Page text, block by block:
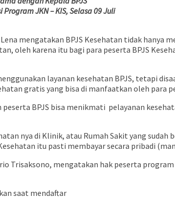
JKN – KIS, Selasa 09 Juli
mengatakan BPJS Kesehatan tidak
oleh karena itu bagi para peserta BPJS
layanan kesehatan BPJS, tetapi
gratis yang bisa di manfaatkan oleh para
BPJS bisa menikmati pelayanan
nya di Klinik, atau Rumah Sakit yang
itu pasti membayar secara pribadi
Trisaksono, mengatakan hak peserta
saat mendaftar